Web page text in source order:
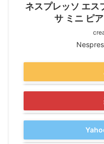
ネスプレッソ エス
サ ミニ ピ